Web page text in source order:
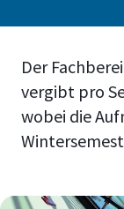
Der
vergibt pro
wobei die